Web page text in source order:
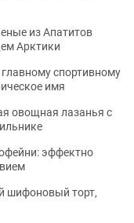
из Апатитов
Арктики
спортивному
имя
овощная лазанья с
эффектно
шифоновый торт,